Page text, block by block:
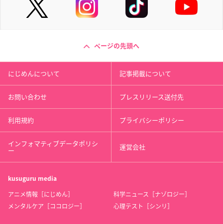
ページの先頭へ
にじめんについて 記事掲載について
お問い合わせ プレスリリース送付先
利用規約 プライバシーポリシー
インフォマティブデータポリシ
ー 運営会社
kusuguru media
アニメ情報［にじめん］
科学ニュース［ナゾロジー］
メンタルケア［ココロジー］
心理テスト［シンリ］